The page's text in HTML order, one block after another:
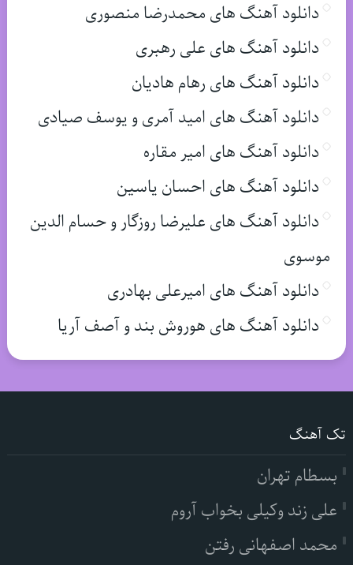
دانلود آهنگ های محمدرضا منصوری
دانلود آهنگ های علی رهبری
دانلود آهنگ های رهام هادیان
دانلود آهنگ های امید آمری و یوسف صیادی
دانلود آهنگ های امیر مقاره
دانلود آهنگ های احسان یاسین
دانلود آهنگ های علیرضا روزگار و حسام الدین
موسوی
دانلود آهنگ های امیرعلی بهادری
دانلود آهنگ های هوروش بند و آصف آریا
تک آهنگ
بسطام تهران
علی زند وکیلی بخواب آروم
محمد اصفهانی رفتن